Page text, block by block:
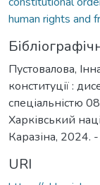
human rights and
Пустовалова,
конституції :
спеціальністю
Харківський
Каразіна, 2024.
URI